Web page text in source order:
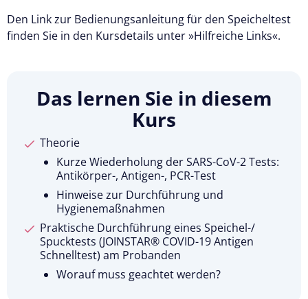
Den Link zur Bedienungsanleitung für den Speicheltest
finden Sie in den Kursdetails unter »Hilfreiche Links«.
Das lernen Sie in diesem
Kurs
Theorie
Kurze Wiederholung der SARS-CoV-2 Tests:
Antikörper-, Antigen-, PCR-Test
Hinweise zur Durchführung und
Hygienemaßnahmen
Praktische Durchführung eines Speichel-/
Spucktests (JOINSTAR® COVID-19 Antigen
Schnelltest) am Probanden
Worauf muss geachtet werden?